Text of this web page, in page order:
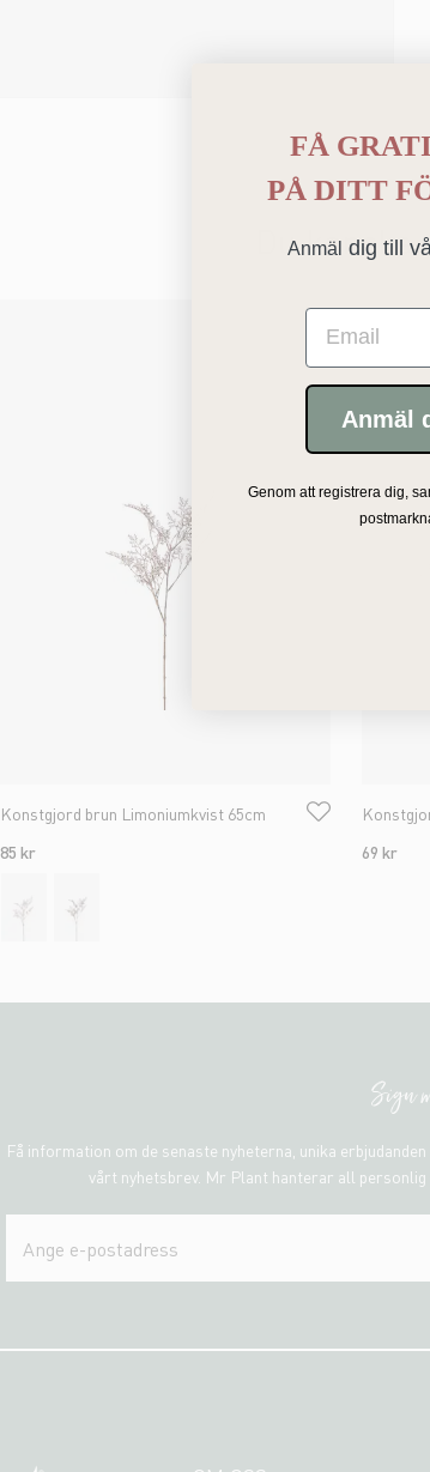
Du kanske
Konstgjord brun Limoniumkvist 65cm
85 kr
69 kr
Sign
Få information om de senaste nyheterna, unika
vårt nyhetsbrev. Mr Plant hanterar all
FÅ
PÅ DITT
Anmäl dig till
Email
Anmäl
Genom att registrera dig,